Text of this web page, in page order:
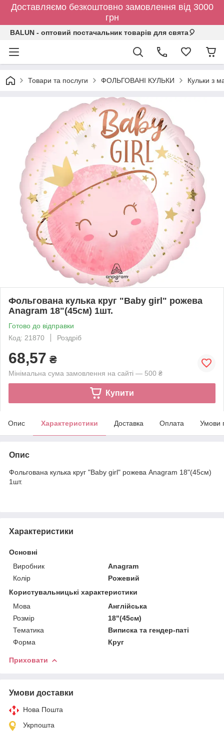
Доставляємо безкоштовно замовлення від 3000
грн
BALUN - оптовий постачальник товарів для свята🎈
Товари та послуги ФОЛЬГОВАНІ КУЛЬКИ Кульки з
Фольгована кулька круг "Baby girl" рожева
Anagram 18"(45см) 1шт.
Готово до відправки
Код: 21870
Роздріб
68,57 ₴
Мінімальна сума замовлення на сайті — 500 ₴
Купити
Опис Характеристики Доставка Оплата Умови
Опис
Фольгована кулька круг "Baby girl" рожева Anagram 18"(45см)
1шт.
Характеристики
Основні
Виробник
Anagram
Колір
Рожевий
Користувальницькі характеристики
Мова
Англійська
Розмір
18"(45см)
Тематика
Виписка та гендер-паті
Форма
Круг
Приховати
Умови доставки
Нова Пошта
Укрпошта